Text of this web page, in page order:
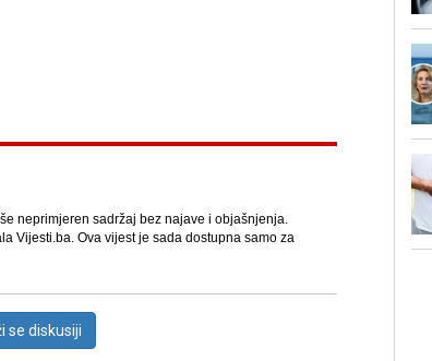
neprimjeren sadržaj bez najave i objašnjenja.
Vijesti.ba. Ova vijest je sada dostupna samo za
se diskusiji